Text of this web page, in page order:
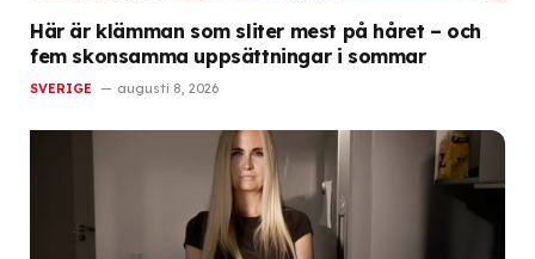
Här är klämman som sliter mest på håret – och
fem skonsamma uppsättningar i sommar
SVERIGE augusti 8, 2026